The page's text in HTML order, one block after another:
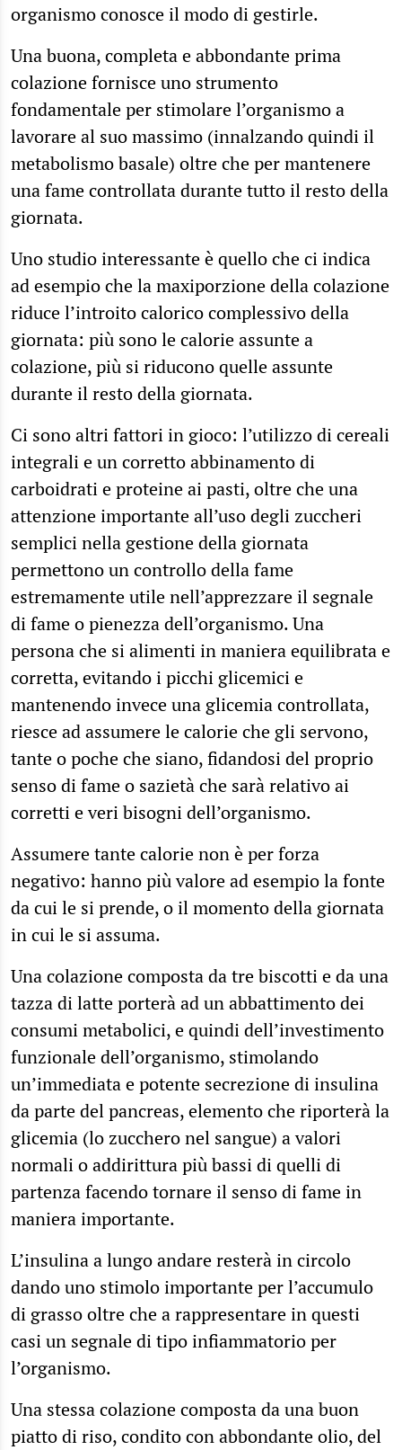
organismo conosce il modo di gestirle.
Una buona, completa e abbondante prima
colazione fornisce uno strumento
fondamentale per stimolare l’organismo a
lavorare al suo massimo (innalzando quindi il
metabolismo basale) oltre che per mantenere
una fame controllata durante tutto il resto della
giornata.
Uno studio interessante è quello che ci indica
ad esempio che la maxiporzione della colazione
riduce l’introito calorico complessivo della
giornata: più sono le calorie assunte a
colazione, più si riducono quelle assunte
durante il resto della giornata.
Ci sono altri fattori in gioco: l’utilizzo di cereali
integrali e un corretto abbinamento di
carboidrati e proteine ai pasti, oltre che una
attenzione importante all’uso degli zuccheri
semplici nella gestione della giornata
permettono un controllo della fame
estremamente utile nell’apprezzare il segnale
di fame o pienezza dell’organismo. Una
persona che si alimenti in maniera equilibrata e
corretta, evitando i picchi glicemici e
mantenendo invece una glicemia controllata,
riesce ad assumere le calorie che gli servono,
tante o poche che siano, fidandosi del proprio
senso di fame o sazietà che sarà relativo ai
corretti e veri bisogni dell’organismo.
Assumere tante calorie non è per forza
negativo: hanno più valore ad esempio la fonte
da cui le si prende, o il momento della giornata
in cui le si assuma.
Una colazione composta da tre biscotti e da una
tazza di latte porterà ad un abbattimento dei
consumi metabolici, e quindi dell’investimento
funzionale dell’organismo, stimolando
un’immediata e potente secrezione di insulina
da parte del pancreas, elemento che riporterà la
glicemia (lo zucchero nel sangue) a valori
normali o addirittura più bassi di quelli di
partenza facendo tornare il senso di fame in
maniera importante.
L’insulina a lungo andare resterà in circolo
dando uno stimolo importante per l’accumulo
di grasso oltre che a rappresentare in questi
casi un segnale di tipo infiammatorio per
l’organismo.
Una stessa colazione composta da una buon
piatto di riso, condito con abbondante olio, del